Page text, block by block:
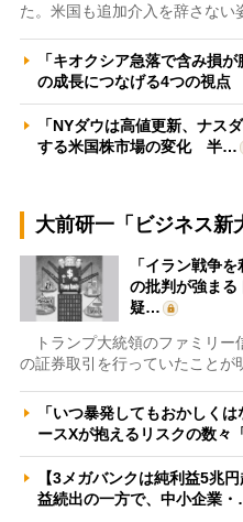
た。米国も追加介入を辞さない
「キオクシア急落で含み損
の成長につなげる4つの視
「NYダウは高値更新、ナス
する米国株市場の変化 半…
大前研一「ビジネス新
「イラン戦争
の批判が強まる
疑…
トランプ大統領のファミリー
の証券取引を行っていたことが
「いつ暴発してもおかしく
ースXが抱えるリスクの数々
【3メガバンクは純利益5兆
益続出の一方で、中小企業